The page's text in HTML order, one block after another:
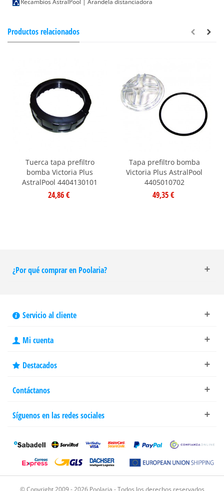
Recambios AstralPool | Arandela distanciadora
Productos relacionados
Tuerca tapa prefiltro
bomba Victoria Plus
AstralPool 4404130101
24,86 €
Tapa prefiltro bomba
Victoria Plus AstralPool
4405010702
49,35 €
¿Por qué comprar en Poolaria?
Servicio al cliente
Mi cuenta
Destacados
Contáctanos
Síguenos en las redes sociales
© Copyright 2009 - 2026 Poolaria - Todos los derechos reservados